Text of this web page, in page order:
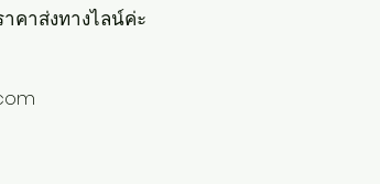
คาส่งทางไลน์ค่ะ